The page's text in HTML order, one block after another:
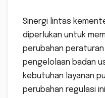
Sinergi lintas
diperlukan untuk
perubahan
pengelolaan badan
kebutuhan layanan
perubahan regulasi